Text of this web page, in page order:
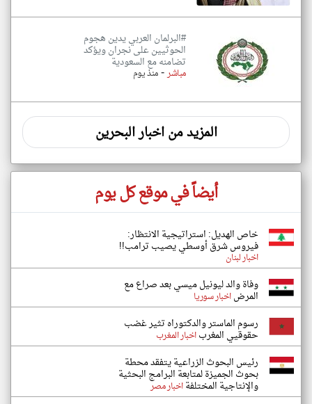
#البرلمان العربي يدين هجوم
الحوثيين على نجران ويؤكد
تضامنه مع السعودية
مباشر-منذ يوم
المزيد من اخبار البحرين
أيضاً في موقع كل يوم
خاص الهديل: استراتيجية الانتظار:
فيروس شرق أوسطي يصيب ترامب!!
اخبار لبنان
وفاة والد ليونيل ميسي بعد صراع مع
المرضاخبار سوريا
رسوم الماستر والدكتوراه تثير غضب
حقوقيي المغرباخبار المغرب
رئيس البحوث الزراعية يتفقد محطة
بحوث الجميزة لمتابعة البرامج البحثية
والإنتاجية المختلفةاخبار مصر